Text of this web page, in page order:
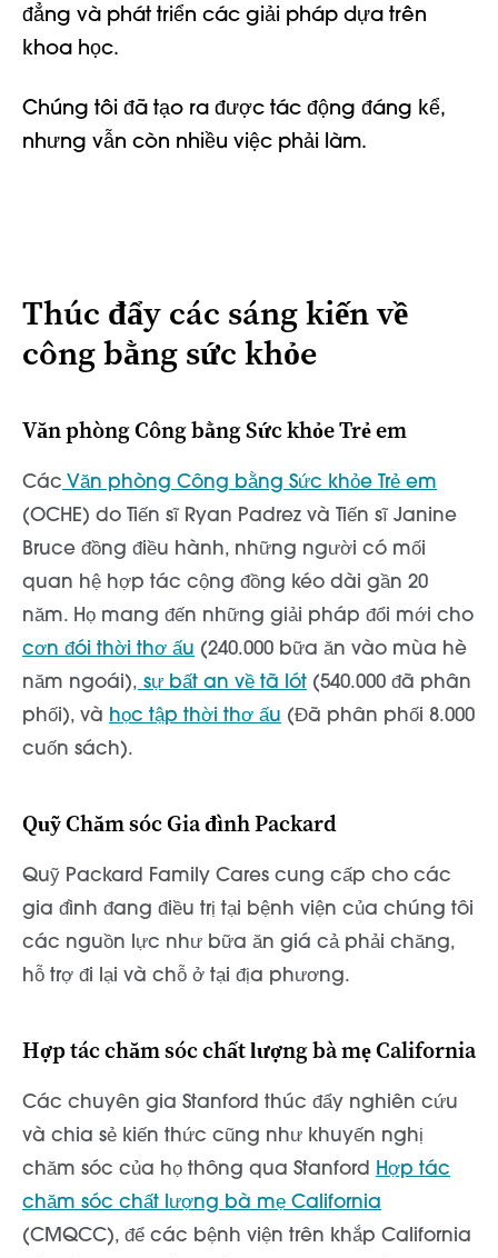
đẳng và phát triển các giải pháp dựa trên
khoa học.
Chúng tôi đã tạo ra được tác động đáng kể,
nhưng vẫn còn nhiều việc phải làm.
Thúc đẩy các sáng kiến về
công bằng sức khỏe
Văn phòng Công bằng Sức khỏe Trẻ em
Các Văn phòng Công bằng Sức khỏe Trẻ em
(OCHE) do Tiến sĩ Ryan Padrez và Tiến sĩ Janine
Bruce đồng điều hành, những người có mối
quan hệ hợp tác cộng đồng kéo dài gần 20
năm. Họ mang đến những giải pháp đổi mới cho
cơn đói thời thơ ấu (240.000 bữa ăn vào mùa hè
năm ngoái), sự bất an về tã lót (540.000 đã phân
phối), và học tập thời thơ ấu (Đã phân phối 8.000
cuốn sách).
Quỹ Chăm sóc Gia đình Packard
Quỹ Packard Family Cares cung cấp cho các
gia đình đang điều trị tại bệnh viện của chúng tôi
các nguồn lực như bữa ăn giá cả phải chăng,
hỗ trợ đi lại và chỗ ở tại địa phương.
Hợp tác chăm sóc chất lượng bà mẹ California
Các chuyên gia Stanford thúc đẩy nghiên cứu
và chia sẻ kiến thức cũng như khuyến nghị
chăm sóc của họ thông qua Stanford
Hợp tác
chăm sóc chất lượng bà mẹ California
(CMQCC), để các bệnh viện trên khắp California